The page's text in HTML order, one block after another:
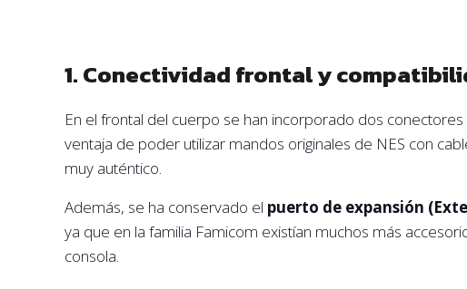
1. Conectividad frontal y
En el frontal del cuerpo se han incorporado dos
ventaja de poder utilizar mandos originales de NES con
muy auténtico.
Además, se ha conservado el puerto de expansión
ya que en la familia Famicom existían muchos más
consola.